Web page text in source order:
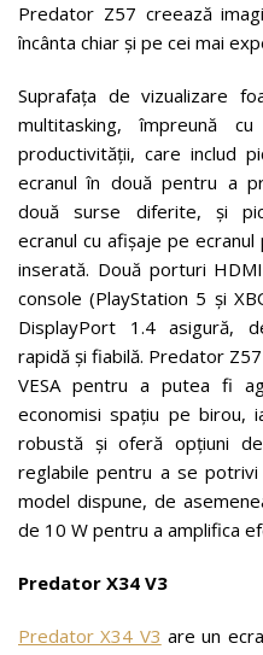
Predator Z57 creează
încânta chiar și pe cei mai
Suprafața de vizualizare
multitasking, împreună
productivității, care includ
ecranul în două pentru a
două surse diferite, și
ecranul cu afișaje pe
inserată. Două porturi
console (PlayStation 5 și
DisplayPort 1.4 asigură,
rapidă și fiabilă. Predator
VESA pentru a putea fi
economisi spațiu pe birou,
robustă și oferă opțiuni
reglabile pentru a se
model dispune, de
de 10 W pentru a amplifica
Predator X34 V3
Predator X34 V3 are un